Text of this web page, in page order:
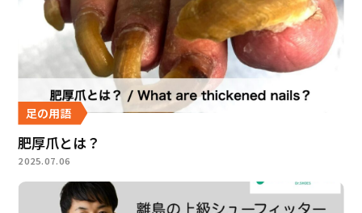
足の用語
肥厚爪とは？
2025.07.06